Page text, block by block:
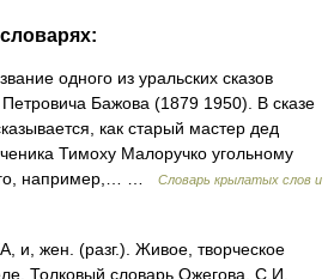
одного из уральских сказов
Бажова (1879 1950). В сказе
как старый мастер дед
Тимоху Малоручко угольному
например,… …
Словарь крылатых слов и
жен. (разг.). Живое, творческое
Толковый словарь Ожегова. С.И.